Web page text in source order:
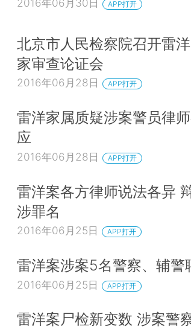
2016年06月30日 APP打开
北京市人民检察院召开雷
家审查论证会
2016年06月28日 APP打开
雷洋家属质疑涉案警员律
应
2016年06月28日 APP打开
雷洋案各方律师说法各异
涉罪名
2016年06月25日 APP打开
雷洋案涉案5名警察、辅警
2016年06月25日 APP打开
雷洋案尸检新变数 涉案警